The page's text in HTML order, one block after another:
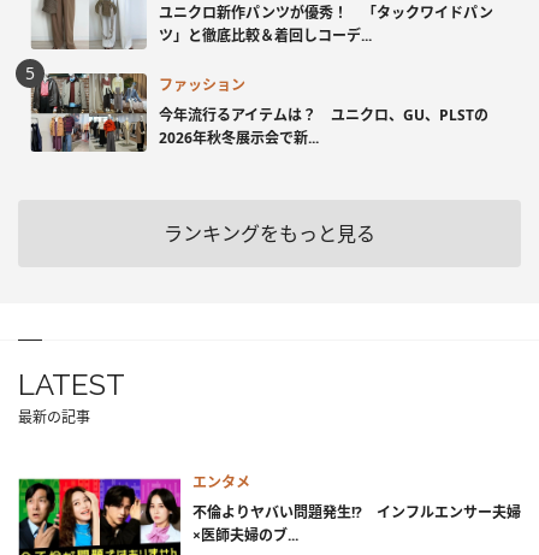
ユニクロ新作パンツが優秀！ 「タックワイドパン
ツ」と徹底比較＆着回しコーデ...
ファッション
今年流行るアイテムは？ ユニクロ、GU、PLSTの
2026年秋冬展示会で新...
ランキングをもっと見る
LATEST
最新の記事
エンタメ
不倫よりヤバい問題発生!? インフルエンサー夫婦
×医師夫婦のブ...